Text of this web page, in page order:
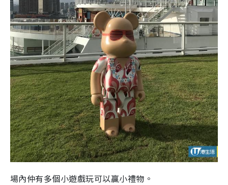
場內仲有多個小遊戲玩可以贏小禮物。